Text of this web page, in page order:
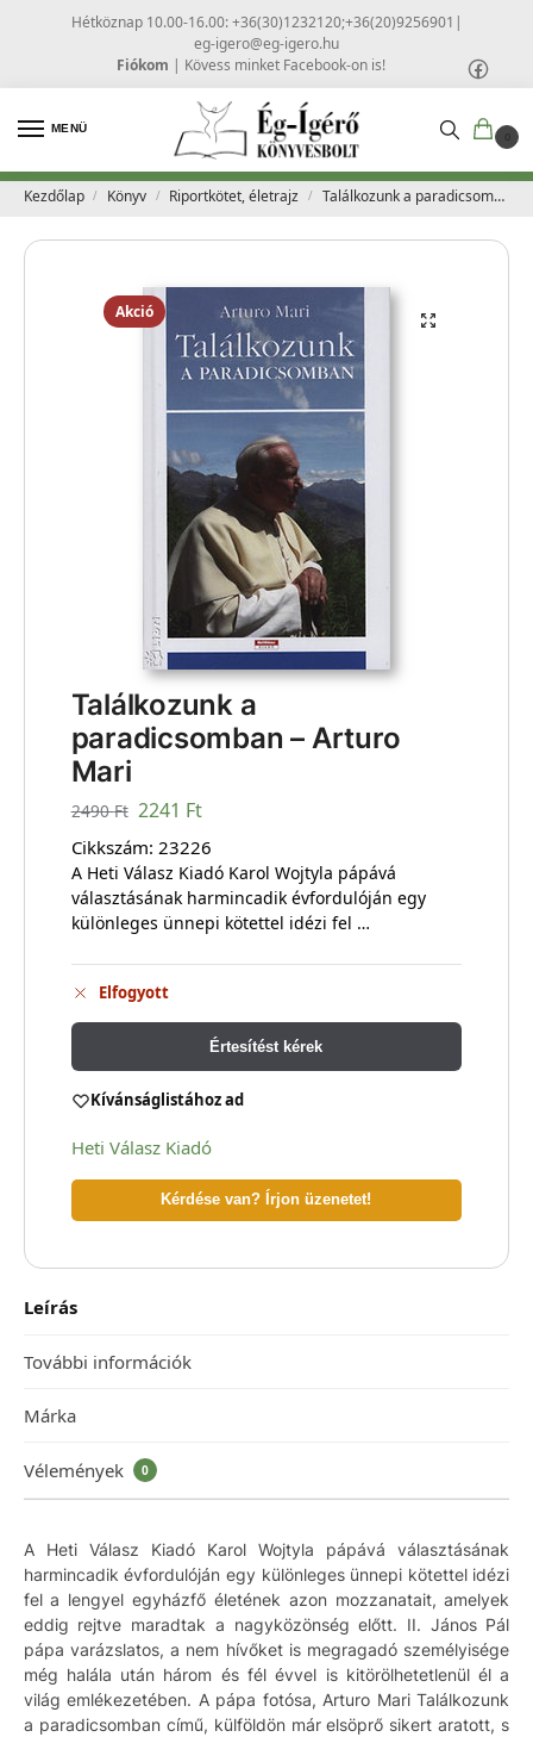
Hétköznap 10.00-16.00: +36(30)1232120;+36(20)9256901 |
eg-igero@eg-igero.hu
Fiókom | Kövess minket Facebook-on is!
MENÜ
0
Kezdőlap / Könyv / Riportkötet, életrajz / Találkozunk a paradicsomban – Arturo Mari
Akció
Találkozunk a
paradicsomban – Arturo
Mari
2490Ft 2241 Ft
Cikkszám: 23226
A Heti Válasz Kiadó Karol Wojtyla pápává
választásának harmincadik évfordulóján egy
különleges ünnepi kötettel idézi fel …
Elfogyott
Értesítést kérek
Kívánságlistához ad
Heti Válasz Kiadó
Kérdése van? Írjon üzenetet!
Leírás
További információk
Márka
Vélemények 0
A Heti Válasz Kiadó Karol Wojtyla pápává választásának
harmincadik évfordulóján egy különleges ünnepi kötettel idézi
fel a lengyel egyházfő életének azon mozzanatait, amelyek
eddig rejtve maradtak a nagyközönség előtt. II. János Pál
pápa varázslatos, a nem hívőket is megragadó személyisége
még halála után három és fél évvel is kitörölhetetlenül él a
világ emlékezetében. A pápa fotósa, Arturo Mari Találkozunk
a paradicsomban című, külföldön már elsöprő sikert aratott, s